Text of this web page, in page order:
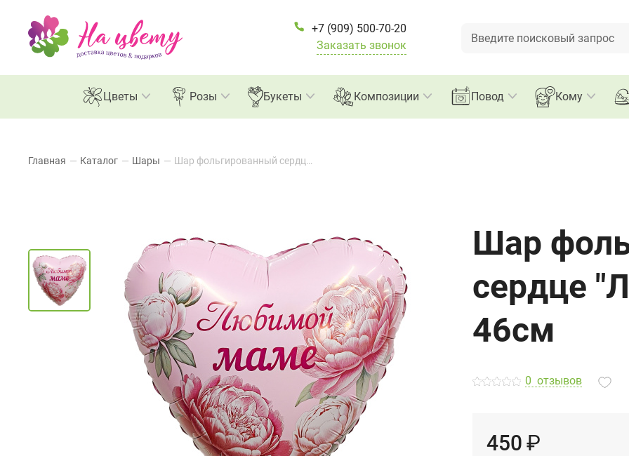
+7 (909) 500-70-20
Заказать звонок
Цветы Розы Букеты Композиции Повод Кому
Главная — Каталог — Шары — Шар фольгированный сердце "Любимой маме", 46см
Шар
сердце
46см
0 отзывов
450 ₽